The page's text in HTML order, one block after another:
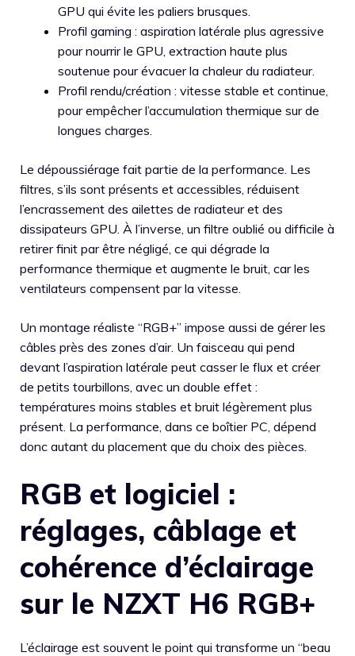
GPU qui évite les paliers brusques.
Profil gaming : aspiration latérale plus agressive
pour nourrir le GPU, extraction haute plus
soutenue pour évacuer la chaleur du radiateur.
Profil rendu/création : vitesse stable et continue,
pour empêcher l’accumulation thermique sur de
longues charges.
Le dépoussiérage fait partie de la performance. Les
filtres, s’ils sont présents et accessibles, réduisent
l’encrassement des ailettes de radiateur et des
dissipateurs GPU. À l’inverse, un filtre oublié ou difficile à
retirer finit par être négligé, ce qui dégrade la
performance thermique et augmente le bruit, car les
ventilateurs compensent par la vitesse.
Un montage réaliste “RGB+” impose aussi de gérer les
câbles près des zones d’air. Un faisceau qui pend
devant l’aspiration latérale peut casser le flux et créer
de petits tourbillons, avec un double effet :
températures moins stables et bruit légèrement plus
présent. La performance, dans ce boîtier PC, dépend
donc autant du placement que du choix des pièces.
RGB et logiciel :
réglages, câblage et
cohérence d’éclairage
sur le NZXT H6 RGB+
L’éclairage est souvent le point qui transforme un “beau